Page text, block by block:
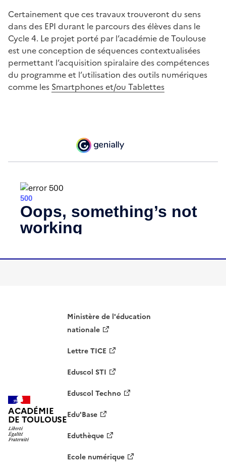
Certainement que ces travaux trouveront du sens
dans des EPI durant le parcours des élèves dans le
Cycle 4. Le projet porté par l’académie de Toulouse
est une conception de séquences contextualisées
permettant l’acquisition spiralaire des compétences
du programme et l’utilisation des outils numériques
comme les Smartphones et/ou Tablettes
ACADÉMIE
DE TOULOUSE
Ministère de l'éducation
nationale
Lettre TICE
Eduscol STI
Eduscol Techno
Edu'Base
Eduthèque
Ecole numérique